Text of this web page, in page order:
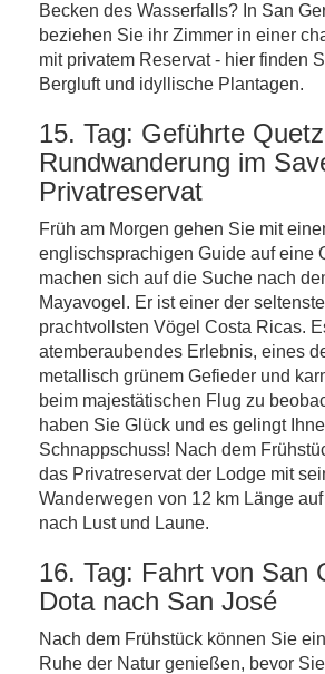
Becken des Wasserfalls? In San
beziehen Sie ihr Zimmer in einer
mit privatem Reservat - hier finden
Bergluft und idyllische Plantagen.
15. Tag: Geführte
Rundwanderung im
Privatreservat
Früh am Morgen gehen Sie mit
englischsprachigen Guide auf eine
machen sich auf die Suche nach
Mayavogel. Er ist einer der
prachtvollsten Vögel Costa Ricas.
atemberaubendes Erlebnis, eines
metallisch grünem Gefieder und
beim majestätischen Flug zu
haben Sie Glück und es gelingt
Schnappschuss! Nach dem
das Privatreservat der Lodge mit
Wanderwegen von 12 km Länge
nach Lust und Laune.
16. Tag: Fahrt von San
Dota nach San José
Nach dem Frühstück können Sie
Ruhe der Natur genießen, bevor